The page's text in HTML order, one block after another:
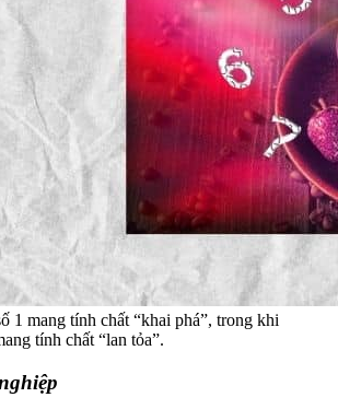
1 mang tính chất “khai phá”, trong khi
tính chất “lan tỏa”.